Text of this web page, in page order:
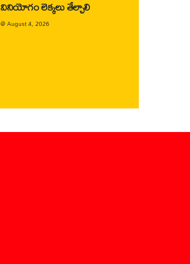
వినియోగం లెక్కలు తేల్చాలి
@August 4, 2026